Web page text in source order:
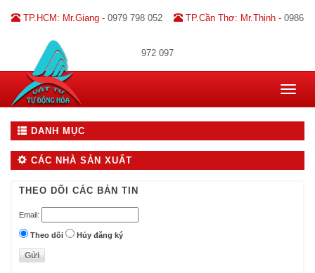
TP.HCM: Mr.Giang - 0979 798 052 TP.Cần Thơ: Mr.Thịnh - 0986
972 097
Toggle
DANH MỤC
CÁC NHÀ SẢN XUẤT
THEO DÕI CÁC BẢN TIN
Email:
Theo dõi Hủy đăng ký